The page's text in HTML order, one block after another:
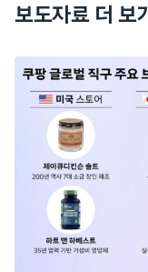
보도자료 더 보기